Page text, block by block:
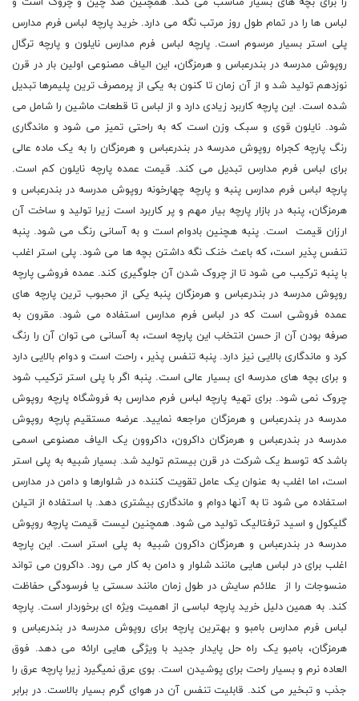
لباس ها را در تمام طول روز مرتب نگه می دارد. خرید پارچه لباس فرم مدارس
پلی استر بسیار مرسوم است. پارچه لباس فرم مدارس نایلون و پارچه ترگال
روپوش مدرسه در بندرعباس و هرمزگان، این الیاف مصنوعی اولین بار در قرن
نوزدهم تولید شد و از آن زمان تا کنون به یکی از پرمصرف ترین پلیمرها تبدیل
شده است. این پارچه کاربرد زیادی دارد و از لباس تا قطعات ماشین را شامل می
شود. نایلون قوی و سبک وزن است که به راحتی تمیز می شود و ماندگاری
رنگ پارچه کجراه روپوش مدرسه در بندرعباس و هرمزگان را به یک ماده عالی
برای لباس فرم مدارس تبدیل می کند. قیمت عمده پارچه نایلون کم است.
پارچه لباس فرم مدارس پنبه و پارچه چهارخونه روپوش مدرسه در بندرعباس و
هرمزگان، پنبه در بازار پارچه بیار مهم و پر کاربرد است زیرا تولید و ساخت آن
ارزان قیمت است. پنبه هچنین بادوام است و به آسانی رنگ می شود. پنبه
تنفس پذیر است، که باعث خنک نگه داشتن بچه ها می شود. پلی استر اغلب
با پنبه ترکیب می شود تا از چروک شدن آن جلوگیری کند. عمده فروشی پارچه
روپوش مدرسه در بندرعباس و هرمزگان پنبه یکی از محبوب ترین پارچه های
عمده فروشی است که در لباس فرم مدارس استفاده می شود. مقرون به
صرفه بودن آن از حسن انتخاب این پارچه است، به آسانی می توان آن را رنگ
کرد و ماندگاری بالایی نیز دارد. پنبه تنفس پذیر ، راحت است و دوام بالایی دارد
و برای بچه های مدرسه ای بسیار عالی است. پنبه اگر با پلی استر ترکیب شود
چروک نمی شود. برای تهیه پارچه لباس فرم مدارس به فروشگاه پارچه روپوش
مدرسه در بندرعباس و هرمزگان مراجعه نمایید. عرضه مستقیم پارچه روپوش
مدرسه در بندرعباس و هرمزگان داکرون، داکروون یک الیاف مصنوعی اسمی
باشد که توسط یک شرکت در قرن بیستم تولید شد. بسیار شبیه به پلی استر
است، اما اغلب به عنوان یک عامل تقویت کننده در شلوارها و دامن در مدارس
استفاده می شود تا به آنها دوام و ماندگاری بیشتری دهد. با استفاده از اتیلن
گلیکول و اسید ترفتالیک تولید می شود. همچنین لیست قیمت پارچه روپوش
مدرسه در بندرعباس و هرمزگان داکرون شبیه به پلی استر است. این پارچه
اغلب برای در لباس هایی مانند شلوار و دامن به کار می رود. داکرون می تواند
منسوجات را از علائم سایش در طول زمان مانند سستی یا فرسودگی حفاظت
کند. به همین دلیل خرید پارچه لباسی از اهمیت ویژه ای برخوردار است. پارچه
لباس فرم مدارس بامبو و بهترین پارچه برای روپوش مدرسه در بندرعباس و
هرمزگان، بامبو یک راه حل پایدار جدید با ویژگی هایی ارائه می دهد. فوق
العاده نرم و بسیار راحت برای پوشیدن است. بوی عرق نمیگیرد زیرا پارچه عرق را
جذب و تبخیر می کند. قابلیت تنفس آن در هوای گرم بسیار بالاست. در برابر